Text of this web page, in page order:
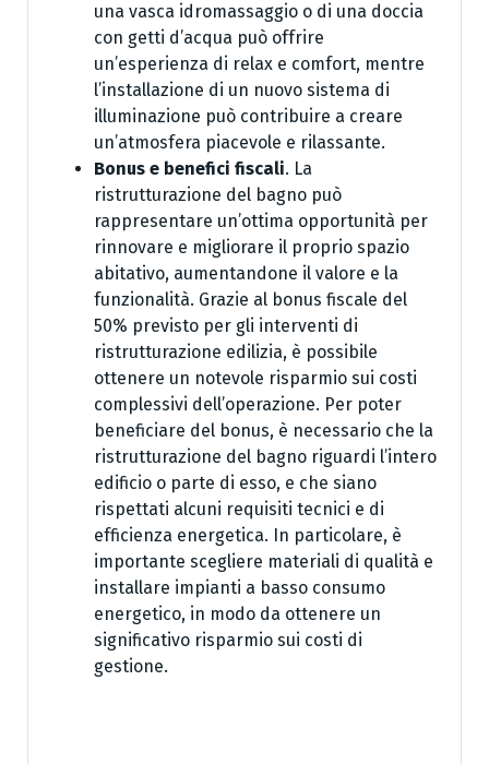
una vasca idromassaggio o di una doccia
con getti d’acqua può offrire
un’esperienza di relax e comfort, mentre
l’installazione di un nuovo sistema di
illuminazione può contribuire a creare
un’atmosfera piacevole e rilassante.
Bonus e benefici fiscali. La
ristrutturazione del bagno può
rappresentare un’ottima opportunità per
rinnovare e migliorare il proprio spazio
abitativo, aumentandone il valore e la
funzionalità. Grazie al bonus fiscale del
50% previsto per gli interventi di
ristrutturazione edilizia, è possibile
ottenere un notevole risparmio sui costi
complessivi dell’operazione. Per poter
beneficiare del bonus, è necessario che la
ristrutturazione del bagno riguardi l’intero
edificio o parte di esso, e che siano
rispettati alcuni requisiti tecnici e di
efficienza energetica. In particolare, è
importante scegliere materiali di qualità e
installare impianti a basso consumo
energetico, in modo da ottenere un
significativo risparmio sui costi di
gestione.